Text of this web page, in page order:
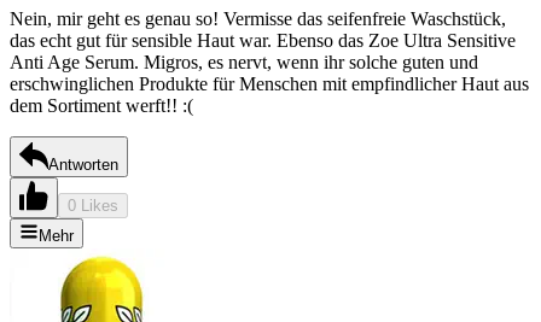
Nein, mir geht es genau so! Vermisse das seifenfreie Waschstück,
das echt gut für sensible Haut war. Ebenso das Zoe Ultra Sensitive
Anti Age Serum. Migros, es nervt, wenn ihr solche guten und
erschwinglichen Produkte für Menschen mit empfindlicher Haut aus
dem Sortiment werft!! :(
Antworten
0 Likes
Mehr